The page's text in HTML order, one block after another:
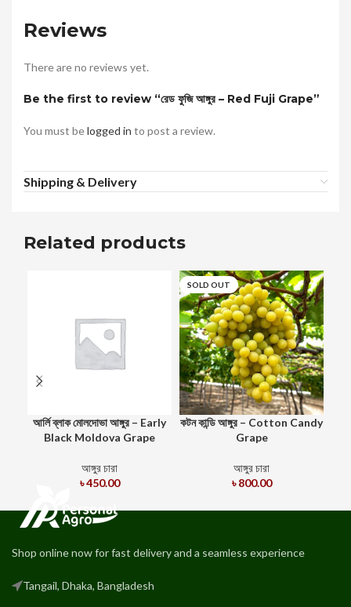
Reviews
There are no reviews yet.
Be the first to review “রেড ফুজি আঙ্গুর – Red Fuji Grape”
You must belogged in to post a review.
Shipping & Delivery
Related products
আর্লি ব্লাক মোলদোভা আঙ্গুর – Early
Black Moldova Grape
আঙ্গুর চারা
৳450.00
SOLD OUT
কটন কান্ডি আঙ্গুর – Cotton Candy
Grape
আঙ্গুর চারা
৳800.00
Shop online now for fast delivery and a seamless experience
Tangail, Dhaka, Bangladesh